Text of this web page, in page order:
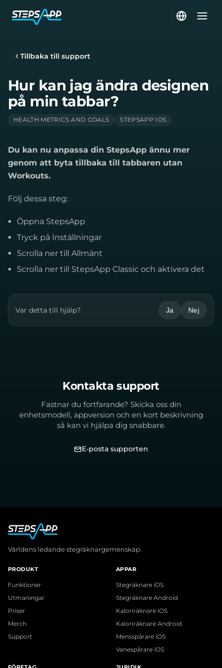
Tillbaka till support
Hur kan jag ändra designen
på min tabbar?
HEALTH METRICS AND GOALS STEPSAPP IOS
Du kan nu anpassa din StepsApp ännu mer
genom att byta tillbaka till tabbaren utan
Workouts.
Följ dessa steg:
Öppna StepsApp
Tryck på Inställningar
Scrolla ner till Allmänt
Scrolla ner till StepsApp Classic och aktivera det
Var detta till hjälp? Ja Nej
Kontakta support
Fastnar du fortfarande? Skicka oss din
enhetsmodell, appversion och en kort beskrivning
så kan vi hjälpa dig snabbare.
E-posta supporten
Världens ledande stegräknargemenskap.
PRODUKT
Funktioner
Utmaningar
Priser
Merch
Support
APPAR
Stegräknare iOS
Stegräknare Android
Kaloriräknare iOS
Kaloriräknare Android
Mensspårare iOS
Vanespårare iOS